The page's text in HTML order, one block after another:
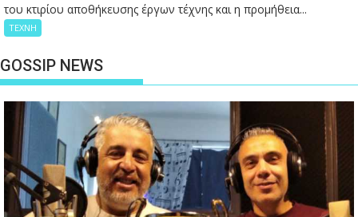
του κτιρίου αποθήκευσης έργων τέχνης και η προμήθεια...
ΤΕΧΝΗ
GOSSIP NEWS